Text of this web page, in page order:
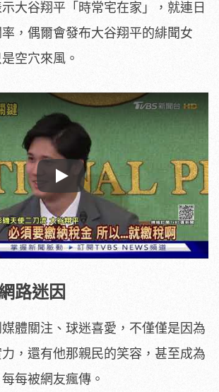
大谷翔平「時常宅在家」，就連日
，偶爾會發布大谷翔平的緋聞女
空穴來風。
Play
路迷因
體關注、球迷喜愛，不僅僅是因為
，還有他那親民的笑容，甚至成為
每被網友瘋傳。